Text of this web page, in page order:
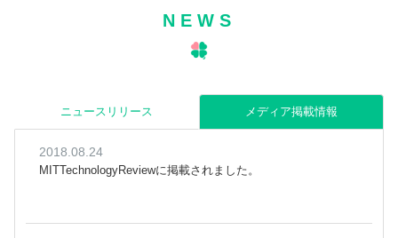
NEWS
ニュースリリース メディア掲載情報
2018.08.24
MITTechnologyReviewに掲載されました。